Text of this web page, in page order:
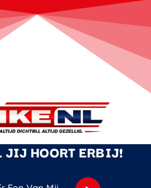
JIJ HOORT ERBIJ!